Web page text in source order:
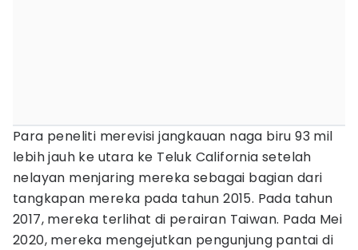
Para peneliti merevisi jangkauan naga biru 93 mil
lebih jauh ke utara ke Teluk California setelah
nelayan menjaring mereka sebagai bagian dari
tangkapan mereka pada tahun 2015. Pada tahun
2017, mereka terlihat di perairan Taiwan. Pada Mei
2020, mereka mengejutkan pengunjung pantai di